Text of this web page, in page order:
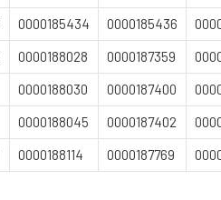
0000185434 0000185436
0000188028 0000187359
0000188030 0000187400
0000188045 0000187402
0000188114 0000187769